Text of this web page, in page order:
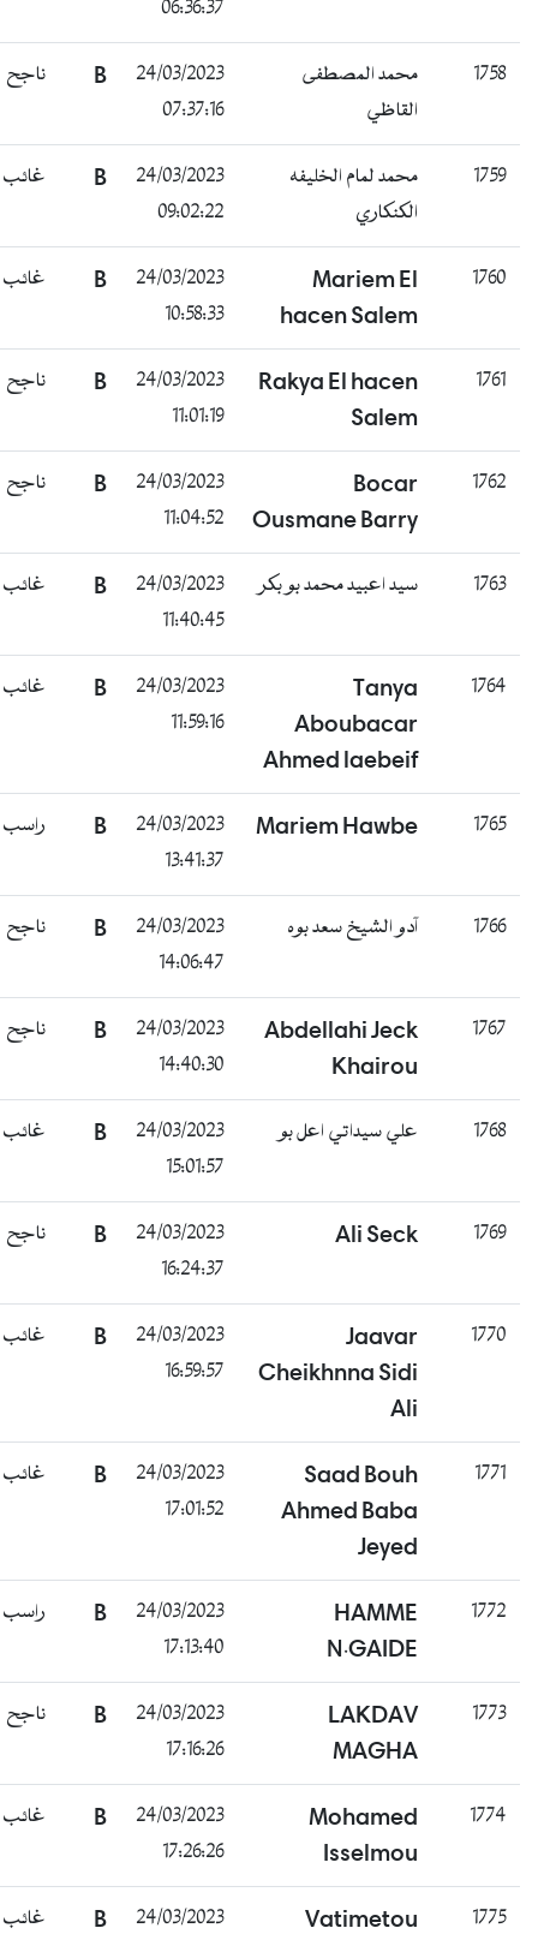
محمد المصطفى
24/03/2023
B ناجح
محمد لمام الخليفه
24/03/2023
B غائب
Mariem El
hacen Salem
24/03/2023
10:58:33
B غائب
Rakya El hacen
24/03/2023
B ناجح
Bocar
Ousmane Barry
24/03/2023
11:04:52
B ناجح
سيد اعبيد محمد بو بكر
24/03/2023
B غائب
Tanya
Aboubacar
Ahmed laebeif
24/03/2023
11:59:16
B غائب
Mariem Hawbe
24/03/2023
B راسب
آدو الشيخ سعد بوه
24/03/2023
B ناجح
Abdellahi Jeck
Khairou
24/03/2023
B ناجح
علي سيداتي اعل بو
24/03/2023
B غائب
Ali Seck
24/03/2023
B ناجح
Jaavar
Cheikhnna Sidi
24/03/2023
16:59:57
B غائب
Saad Bouh
Ahmed Baba
24/03/2023
17:01:52
B غائب
HAMME
N.GAIDE
24/03/2023
B راسب
LAKDAV
MAGHA
24/03/2023
B ناجح
Mohamed
Isselmou
24/03/2023
B غائب
Vatimetou
24/03/2023
B غائب